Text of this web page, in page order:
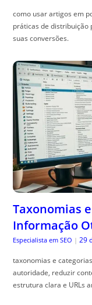
como usar artigos em
práticas de
suas conversões.
Taxonomias
Informação
Especialista em SEO | 29
taxonomias e
autoridade, reduzir
estrutura clara e URLs